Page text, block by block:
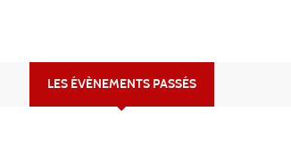
LES ÉVÈNEMENTS PASSÉS